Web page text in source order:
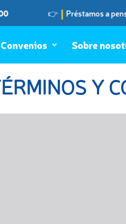
👉 | Préstamos a
Convenios Sobre
Y